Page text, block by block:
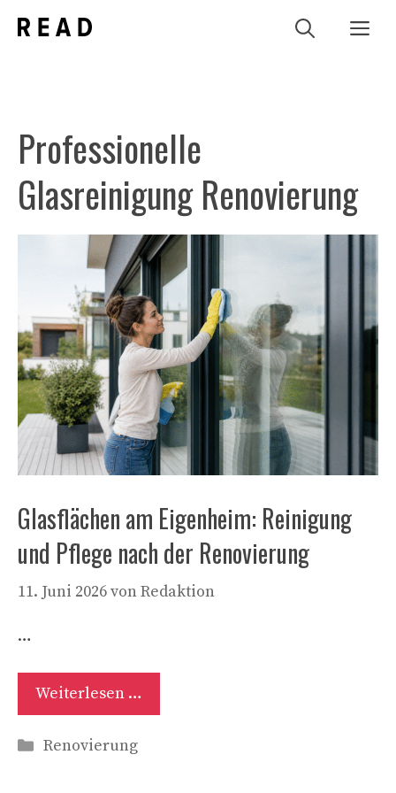
Inhalt
Professionelle
Glasreinigung Renovierung
Glasflächen am Eigenheim: Reinigung
und Pflege nach der Renovierung
11. Juni 2026vonRedaktion
…
Weiterlesen …
Kategorien
Renovierung